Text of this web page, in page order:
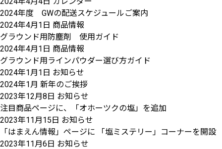
2024年度 GWの配送スケジュールご案内
2024年4月1日 商品情報
グラウンド用防塵剤 使用ガイド
2024年4月1日 商品情報
グラウンド用ラインパウダー選び方ガイド
2024年1月1日 お知らせ
2024年1月 新年のご挨拶
2023年12月8日 お知らせ
注目商品ページに、「オホーツクの塩」を追加
2023年11月15日 お知らせ
「はまえん情報」ページに 「塩ミステリー」コーナーを開設
2023年11月6日 お知らせ